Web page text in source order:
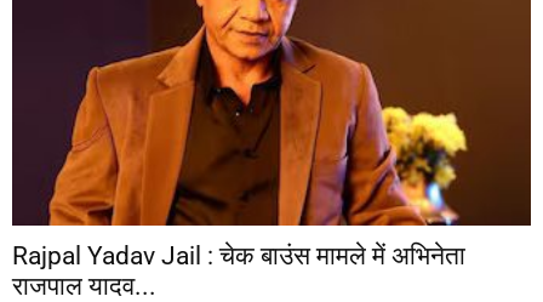
Rajpal Yadav Jail : चेक बाउंस मामले में अभिनेता
राजपाल यादव...